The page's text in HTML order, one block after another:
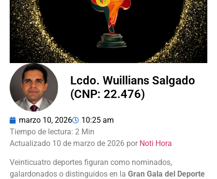
Lcdo. Wuillians Salgado
(CNP: 22.476)
marzo 10, 2026 10:25 am
Actualizado 10 de marzo de 2026 por Noti Hora
Veinticuatro deportes figuran como nominados,
galardonados o distinguidos en la Gran Gala del Deporte